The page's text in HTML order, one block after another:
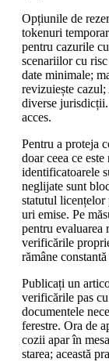
Opțiunile de
tokenuri
pentru cazurile
scenariilor cu
date minimale;
revizuiește
diverse
acces.
Pentru a proteja
doar ceea ce
identificatoarele
neglijate sunt
statutul
uri emise. Pe
pentru evaluarea
verificările
rămâne
Publicați un
verificările pas
documentele
ferestre. Ora de
cozii apar în
starea; această